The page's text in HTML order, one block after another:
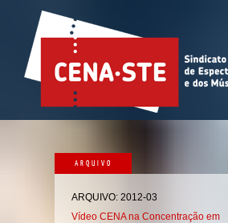
ARQUIVO
ARQUIVO: 2012-03
Vídeo CENA na Concentração em